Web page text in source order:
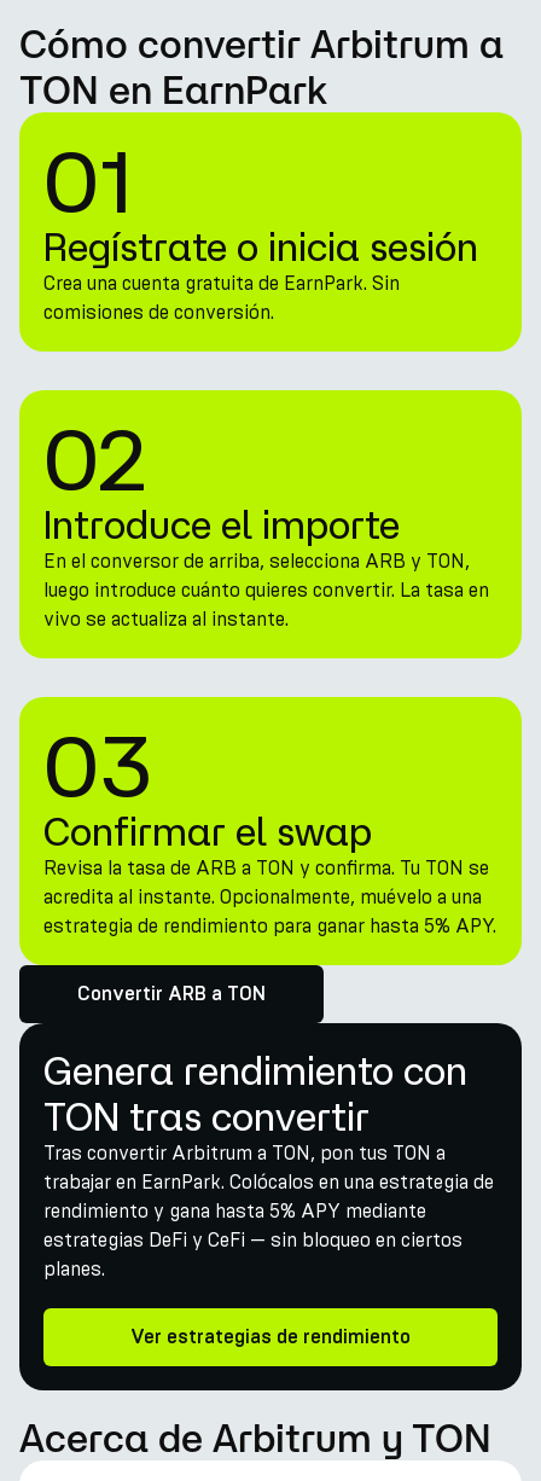
Cómo convertir Arbitrum a
TON en EarnPark
01
Regístrate o inicia sesión
Crea una cuenta gratuita de EarnPark. Sin
comisiones de conversión.
02
Introduce el importe
En el conversor de arriba, selecciona ARB y TON,
luego introduce cuánto quieres convertir. La tasa en
vivo se actualiza al instante.
03
Confirmar el swap
Revisa la tasa de ARB a TON y confirma. Tu TON se
acredita al instante. Opcionalmente, muévelo a una
estrategia de rendimiento para ganar hasta 5% APY.
Convertir ARB a TON
Genera rendimiento con
TON tras convertir
Tras convertir Arbitrum a TON, pon tus TON a
trabajar en EarnPark. Colócalos en una estrategia de
rendimiento y gana hasta 5% APY mediante
estrategias DeFi y CeFi — sin bloqueo en ciertos
planes.
Ver estrategias de rendimiento
Acerca de Arbitrum y TON